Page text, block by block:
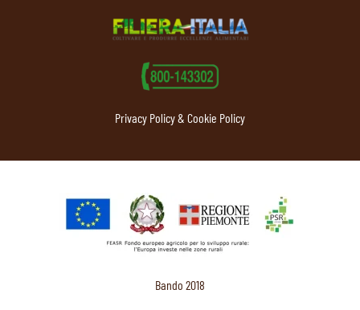
Privacy Policy & Cookie Policy
Bando 2018